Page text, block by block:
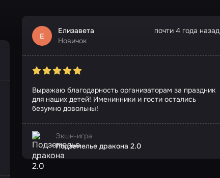
Е
Елизавета
Новичок
почти 4 года назад
Выражаю благодарность организаторам за праздник
для наших детей! Именинники и гости остались
безумно довольны!
Экшн-игра
Подземелье дракона 2.0